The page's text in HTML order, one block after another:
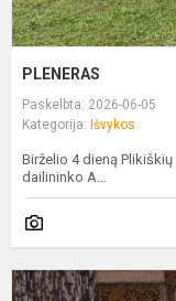
PLENERAS
Paskelbta: 2026-06-05
Kategorija: Išvykos
Birželio 4 dieną
dailininko A...